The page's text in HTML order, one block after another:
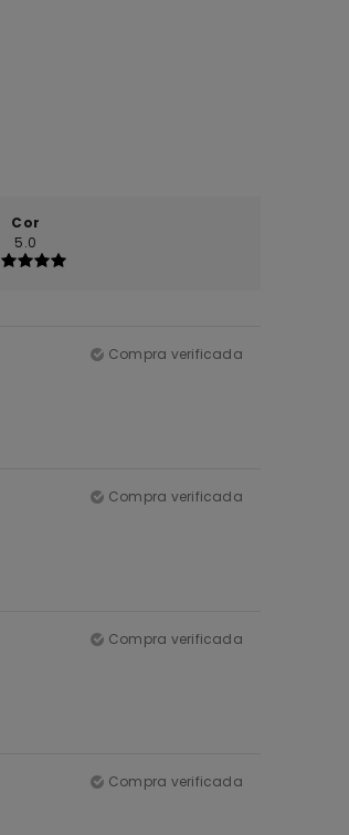
Cor
5.0
Compra verificada
Compra verificada
Compra verificada
Compra verificada